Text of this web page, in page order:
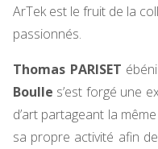
ArTek est le fruit de la
passionnés.
Thomas PARISET
Boulle s’est forgé une
d’art partageant la
sa propre activité afin